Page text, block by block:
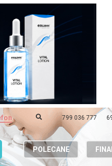
799 036 777
POLECANE